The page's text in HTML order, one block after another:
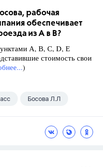
рабочая
обеспечивает
из А в В?
А, В, С, D, Е
стоимость свои
)
Босова Л.Л